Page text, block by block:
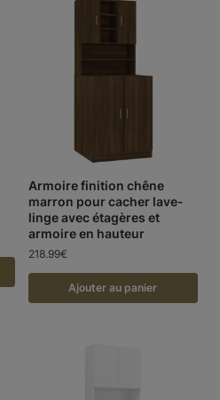
Armoire finition chêne
marron pour cacher lave-
linge avec étagères et
armoire en hauteur
218.99€
Ajouter au panier